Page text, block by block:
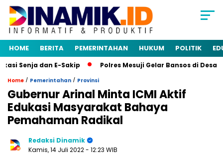
HOME BERITA PEMERINTAHAN HUKUM POLITIK
Senja dan E-Sakip Polres Mesuji Gelar Bansos di Desa
Home / Pemerintahan / Provinsi
Gubernur Arinal Minta ICMI Aktif
Edukasi Masyarakat Bahaya
Pemahaman Radikal
Redaksi Dinamik
Kamis, 14 Juli 2022- 12:23 WIB